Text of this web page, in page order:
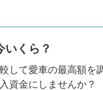
いくら？
して愛車の最高額を
資金にしませんか？